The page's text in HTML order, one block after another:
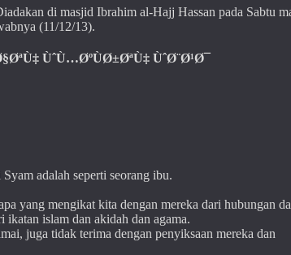
di masjid Ibrahim al-Hajj Hassan pada Sabtu
(11/12/13).
ÙˆÙ…ØºÙØ±ØªÙ‡ ÙˆØ¨Ø¹Ø¯
adalah seperti seorang ibu.
yang mengikat kita dengan mereka dari hubungan
ikatan islam dan akidah dan agama.
juga tidak terima dengan penyiksaan mereka dan